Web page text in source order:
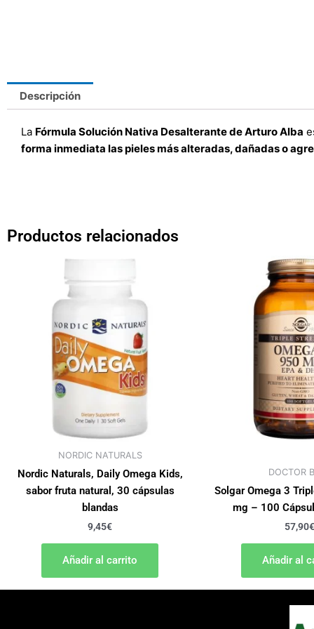
Descripción
La Fórmula Solución Nativa Desalterante de Arturo Alba
forma inmediata las pieles más alteradas, dañadas o
Productos relacionados
NORDIC NATURALS
Nordic Naturals, Daily Omega Kids,
sabor fruta natural, 30 cápsulas
blandas
9,45€
Añadir al carrito
DOCTOR
Solgar Omega 3
mg – 100
57,90€
Añadir al